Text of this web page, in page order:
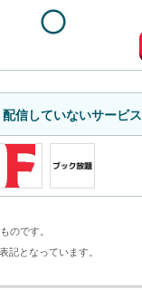
配信していないサービス
のです。
記となっています。